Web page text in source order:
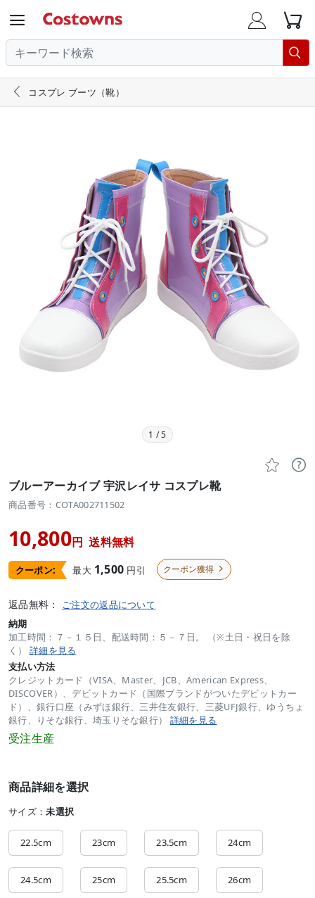
  

 コスプレ ブーツ（靴）
1 /5
 
ブルーアーカイブ 宇沢レイサ コスプレ靴
商品番号：COTA002711502
10,800円 送料無料
クーポン: 最大 1,500 円引 クーポン獲得 
返品無料： ご注文の返品について
納期
加工時間：７－１５日、配送時間：５－７日。 （※土日・祝日を除
く） 詳細を見る
支払い方法
クレジットカード（VISA、Master、JCB、American Express、
DISCOVER）、デビットカード（国際ブランドがついたデビットカー
ド）、銀行口座（みずほ銀行、三井住友銀行、三菱UFJ銀行、ゆうちょ
銀行、りそな銀行、埼玉りそな銀行） 詳細を見る
受注生産
商品詳細を選択
サイズ：未選択
22.5cm 23cm 23.5cm 24cm
24.5cm 25cm 25.5cm 26cm